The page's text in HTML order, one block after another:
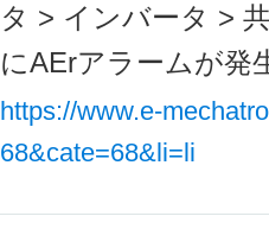
タ > インバータ >
にAErアラームが発
https://www.e-
68&cate=68&li=li